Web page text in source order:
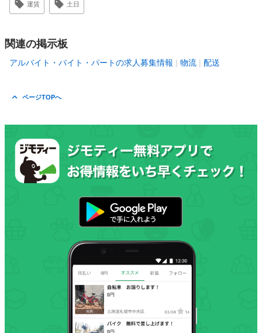
運賃 土日
関連の掲示板
アルバイト・バイト・パートの求人募集情報 物流 配送
ページTOPへ